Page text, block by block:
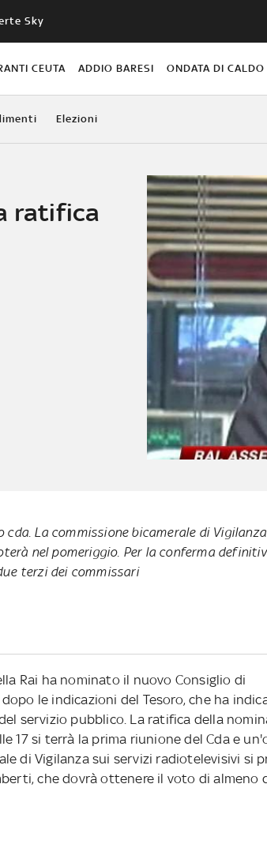
Sky
CEUTA ADDIO BARESI ONDATA DI CALDO
Elezioni
ratifica
cda. La commissione bicamerale di
nel pomeriggio. Per la conferma
terzi dei commissari
Rai ha nominato il nuovo Consiglio di
le indicazioni del Tesoro, che ha
servizio pubblico. La ratifica della
17 si terrà la prima riunione del Cda e
di Vigilanza sui servizi radiotelevisivi si
che dovrà ottenere il voto di almeno